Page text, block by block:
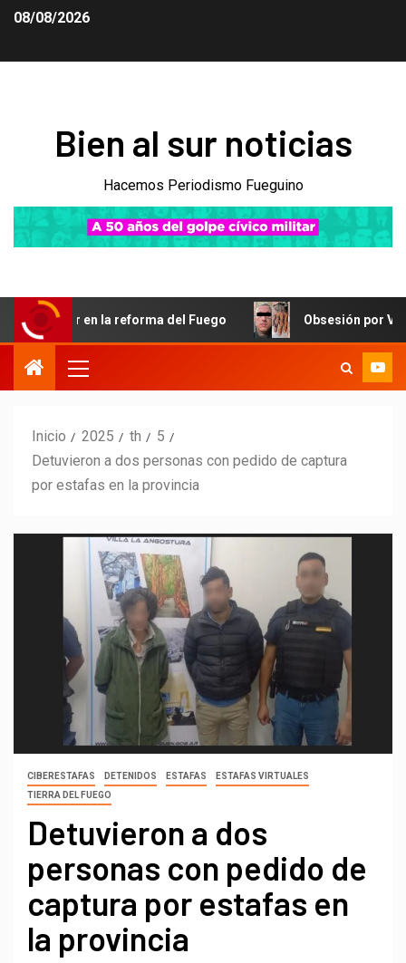
08/08/2026
Bien al sur noticias
Hacemos Periodismo Fueguino
en la reforma del Fuego Obsesión por Vicky
Inicio 2025 th
5
Detuvieron a dos personas con pedido de captura
por estafas en la provincia
CIBERESTAFAS DETENIDOS ESTAFAS
ESTAFAS VIRTUALES
TIERRA DEL FUEGO
Detuvieron a dos
personas con pedido de
captura por estafas en
la provincia